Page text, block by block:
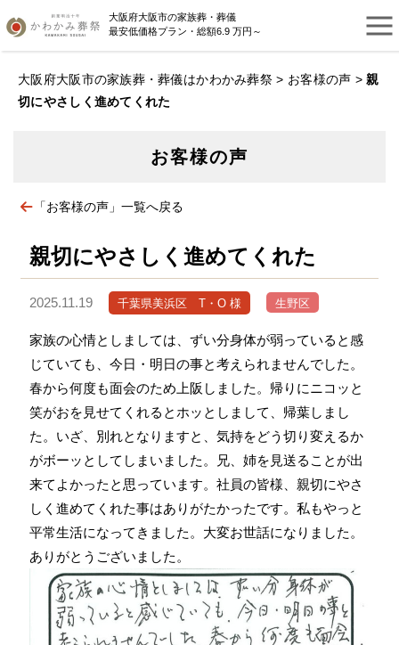
大阪府大阪市の家族葬・葬儀
最安低価格プラン・総額6.9 万円～
大阪府大阪市の家族葬・葬儀はかわかみ葬祭 > お客様の声 >親
切にやさしく進めてくれた
お客様の声
「お客様の声」一覧へ戻る
親切にやさしく進めてくれた
2025.11.19 千葉県美浜区 T・O 様 生野区
家族の心情としましては、ずい分身体が弱っていると感
じていても、今日・明日の事と考えられませんでした。
春から何度も面会のため上阪しました。帰りにニコッと
笑がおを見せてくれるとホッとしまして、帰葉しまし
た。いざ、別れとなりますと、気持をどう切り変えるか
がボーッとしてしまいました。兄、姉を見送ることが出
来てよかったと思っています。社員の皆様、親切にやさ
しく進めてくれた事はありがたかったです。私もやっと
平常生活になってきました。大変お世話になりました。
ありがとうございました。